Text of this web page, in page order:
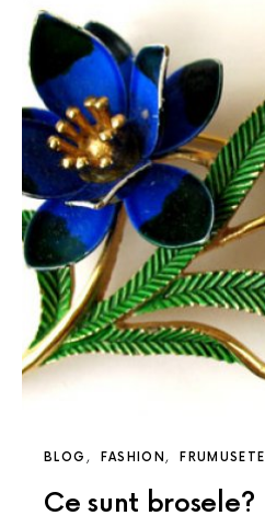
BLOG FASHION FRUMUSETE
Ce sunt brosele?